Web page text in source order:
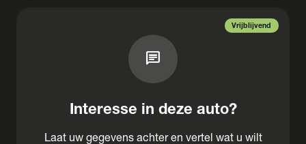
Vrijblijvend
chat
Interesse in deze auto?
Laat uw gegevens achter en vertel wat u wilt